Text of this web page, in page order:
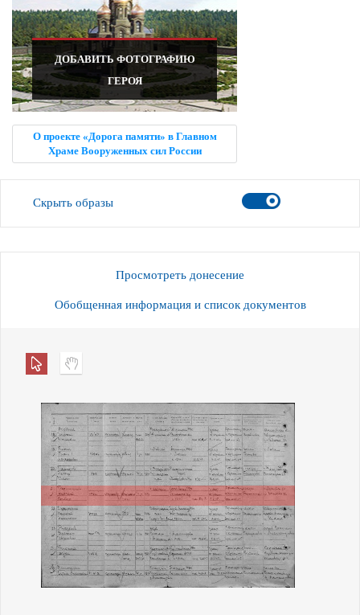
ДОБАВИТЬ ФОТОГРАФИЮ
ГЕРОЯ
О проекте «Дорога памяти» в Главном
Храме Вооруженных сил России
Скрыть образы
Просмотреть донесение
Обобщенная информация и список документов